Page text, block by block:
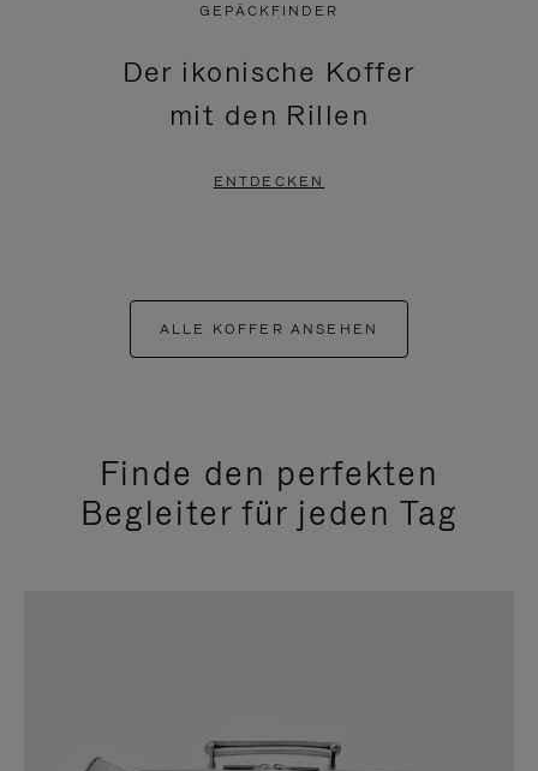
GEPÄCKFINDER
Der ikonische Koffer
mit den Rillen
ENTDECKEN
ALLE KOFFER ANSEHEN
Finde den perfekten
Begleiter für jeden Tag